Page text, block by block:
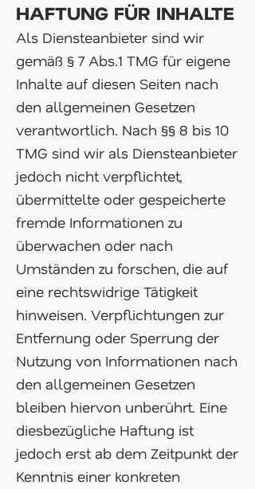
HAFTUNG FÜR INHALTE
Als Diensteanbieter sind wir
gemäß § 7 Abs.1 TMG für eigene
Inhalte auf diesen Seiten nach
den allgemeinen Gesetzen
verantwortlich. Nach §§ 8 bis 10
TMG sind wir als Diensteanbieter
jedoch nicht verpflichtet,
übermittelte oder gespeicherte
fremde Informationen zu
überwachen oder nach
Umständen zu forschen, die auf
eine rechtswidrige Tätigkeit
hinweisen. Verpflichtungen zur
Entfernung oder Sperrung der
Nutzung von Informationen nach
den allgemeinen Gesetzen
bleiben hiervon unberührt. Eine
diesbezügliche Haftung ist
jedoch erst ab dem Zeitpunkt der
Kenntnis einer konkreten